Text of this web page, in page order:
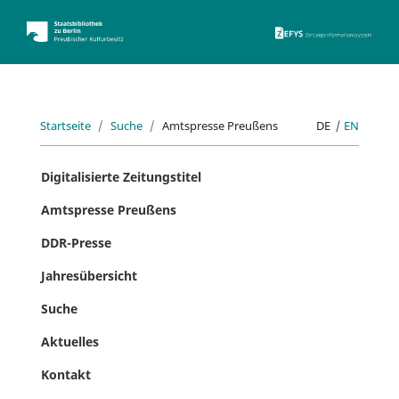
Startseite Suche Amtspresse Preußens DE | EN
Digitalisierte Zeitungstitel
Amtspresse Preußens
DDR-Presse
Jahresübersicht
Suche
Aktuelles
Kontakt